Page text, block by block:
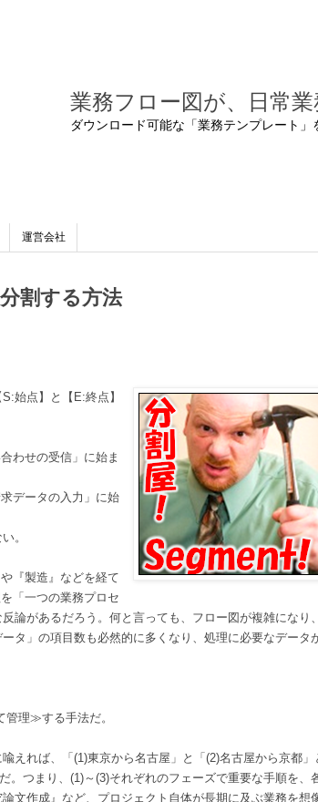
業務フロー図が、日常業
ダウンロード可能な「業務テンプレート
運営会社
割する方法
始点】と【E:終点】
わせの受信」に始ま
データの入力」に始
。
『製造』などを経て
「一つの業務プロセ
論があるだろう。何と言っても、フロー図が複雑になり、
タ」の項目数も必然的に多くなり、処理に必要なデータ
理≫する手法だ。
えれば、「(1)東京から名古屋」と「(2)名古屋から京都」
。つまり、(1)～(3)それぞれのフェーズで重要な手順を、
文作成』など、プロジェクト自体が長期に及ぶ業務を想